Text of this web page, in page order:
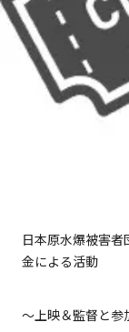
日本原水爆被害
金による活動
〜上映＆監督と参